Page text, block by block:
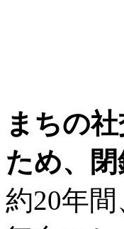
まちの
ため、閉
約20年